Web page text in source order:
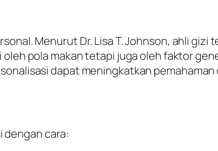
Menurut Dr. Lisa T. Johnson, ahli gizi
pola makan tetapi juga oleh faktor
dapat meningkatkan pemahaman
dengan cara: